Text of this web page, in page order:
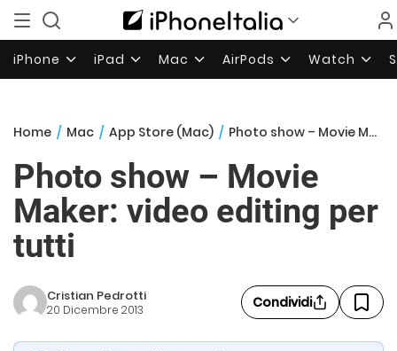
iPhone iPad Mac AirPods Watch
Home / Mac / App Store (Mac) / Photo show – Movie Maker: video editing per tutti
Photo show – Movie
Maker: video editing per
tutti
Cristian Pedrotti
20 Dicembre 2013 Condividi